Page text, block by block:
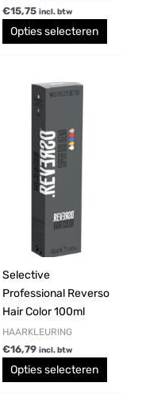
€15,75 incl. btw
Opties selecteren
Selective
Professional Reverso
Hair Color 100ml
HAARKLEURING
€16,79 incl. btw
Opties selecteren
de